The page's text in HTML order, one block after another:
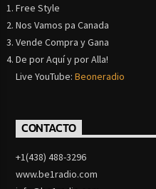
Free Style
Nos Vamos pa Canada
Vende Compra y Gana
De por Aquí y por Alla!
Live YouTube:Beoneradio
CONTACTO
+1(438) 488-3296
www.be1radio.com